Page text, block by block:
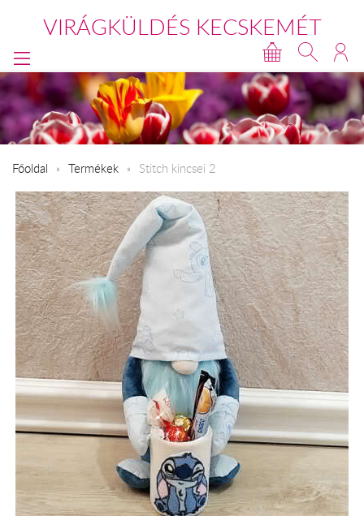
VIRÁGKÜLDÉS KECSKEMÉT
Főoldal Termékek Stitch kincsei 2